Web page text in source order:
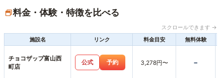
料金・体験・特徴を比べる
スクロールできます →
施設名
リンク 料金目安 無料体験
チョコザップ富山西
町店
公式 予約 3,278円〜 -